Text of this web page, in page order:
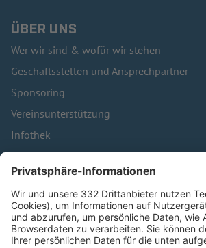
ÜBER UNS
Wer wir sind & wofür wir stehen
Geschäftsstellen und Ansprechpartner
Sponsoring
Vereinsunterstützung
Infothek
Kontakt
HÄUFIG BESUCHTE SEITEN
Pässe und Vereinswechsel
Trainerausbildung